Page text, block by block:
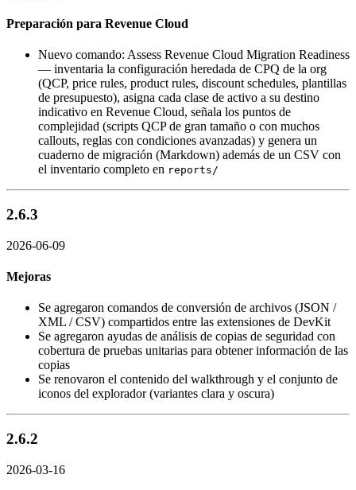
Preparación para Revenue Cloud
Nuevo comando: Assess Revenue Cloud Migration Readiness
— inventaria la configuración heredada de CPQ de la org
(QCP, price rules, product rules, discount schedules, plantillas
de presupuesto), asigna cada clase de activo a su destino
indicativo en Revenue Cloud, señala los puntos de
complejidad (scripts QCP de gran tamaño o con muchos
callouts, reglas con condiciones avanzadas) y genera un
cuaderno de migración (Markdown) además de un CSV con
el inventario completo en reports/
2.6.3
2026-06-09
Mejoras
Se agregaron comandos de conversión de archivos (JSON /
XML / CSV) compartidos entre las extensiones de DevKit
Se agregaron ayudas de análisis de copias de seguridad con
cobertura de pruebas unitarias para obtener información de las
copias
Se renovaron el contenido del walkthrough y el conjunto de
iconos del explorador (variantes clara y oscura)
2.6.2
2026-03-16